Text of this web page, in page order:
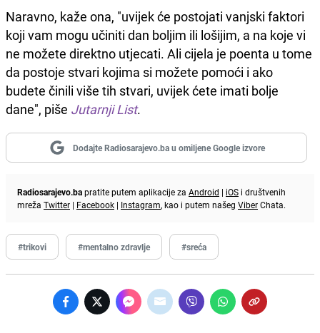
Naravno, kaže ona, "uvijek će postojati vanjski faktori
koji vam mogu učiniti dan boljim ili lošijim, a na koje vi
ne možete direktno utjecati. Ali cijela je poenta u tome
da postoje stvari kojima si možete pomoći i ako
budete činili više tih stvari, uvijek ćete imati bolje
dane", piše Jutarnji List.
Dodajte Radiosarajevo.ba u omiljene Google izvore
Radiosarajevo.bapratite putem aplikacije za Android | iOS i društvenih
mreža Twitter | Facebook | Instagram, kao i putem našeg ViberChata.
#trikovi #mentalno zdravlje #sreća